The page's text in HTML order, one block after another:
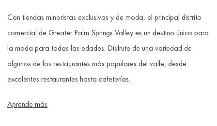
Con tiendas minoristas exclusivas y de moda, el principal distrito
comercial de Greater Palm Springs Valley es un destino único para
la moda para todas las edades. Disfrute de una variedad de
algunos de los restaurantes más populares del valle, desde
excelentes restaurantes hasta cafeterías.
Aprende más